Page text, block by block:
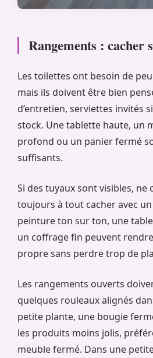
Rangements : cacher
Les toilettes ont besoin de
mais ils doivent être bien
d’entretien, serviettes invités
stock. Une tablette haute, un
profond ou un panier fermé
suffisants.
Si des tuyaux sont visibles, ne
toujours à tout cacher avec
peinture ton sur ton, une
un coffrage fin peuvent rendre
propre sans perdre trop de
Les rangements ouverts
quelques rouleaux alignés
petite plante, une bougie
les produits moins jolis,
meuble fermé. Dans une